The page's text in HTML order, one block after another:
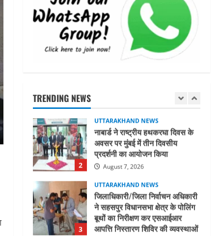
TRENDING NEWS
1
धामी कैबिनेट ने लिए कई महत्वपूर्ण
निर्णय, अब सामान्य वर्ग के पशुपालकों
को भी गाय एवं भैंस खरीद पर मिलेगा
अनुदान, मजदूरी संहिता
नियमावली-2026 को मिली मंजूरी
August 7, 2026
2
UTTARAKHAND NEWS
3
UTTARAKHAND NEWS
जिलाधिकारी/जिला निर्वाचन अधिकारी
ने सहसपुर विधानसभा क्षेत्र के पोलिंग
बूथों का निरीक्षण कर एसआईआर
आपत्ति निस्तारण शिविर की व्यवस्थाओं
August 6, 2026
4
UTTARAKHAND NEWS
तीलू रौतेली पुरस्कार के लिए 13
वीरांगनाओं का चयन : रेखा आर्या
August 6, 2026